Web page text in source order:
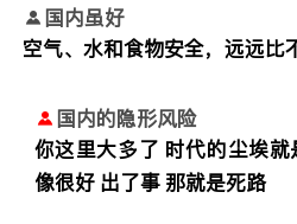
国内虽好
空气、水和食物安全，远远比
国内的隐形风险
你这里大多了 时代的尘埃
像很好 出了事 那就是死路